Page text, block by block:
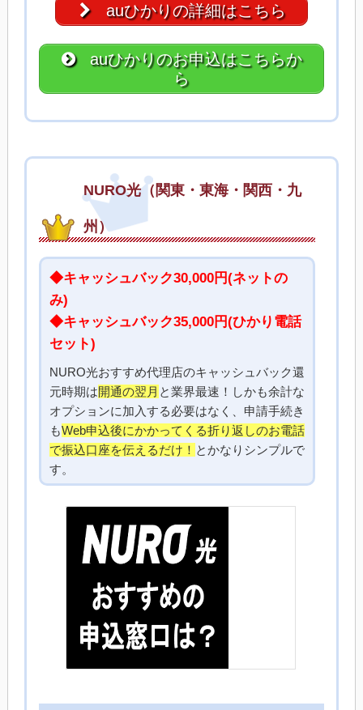
auひかりの詳細はこちら
auひかりのお申込はこちらか
ら
NURO光（関東・東海・関西・九
州）
◆キャッシュバック30,000円(ネットの
み)
◆キャッシュバック35,000円(ひかり電話
セット)
NURO光おすすめ代理店のキャッシュバック還
元時期は開通の翌月 と業界最速！しかも余計な
オプションに加入する必要はなく、申請手続き
もWeb申込後にかかってくる折り返しのお電話
で振込口座を伝えるだけ！ とかなりシンプルで
す。